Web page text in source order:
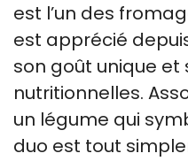
est l’un des
est apprécié
son goût unique et
nutritionnelles.
un légume qui
duo est tout